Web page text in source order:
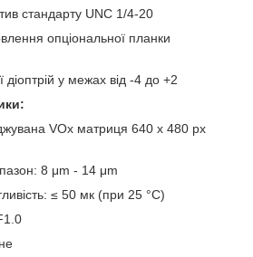
стандарту UNC 1/4-20
опціональної планки
діоптрій у межах від -4 до +2
VOx матриця 640 х 480 px
8 μm - 14 μm
≤ 50 мк (при 25 °C)